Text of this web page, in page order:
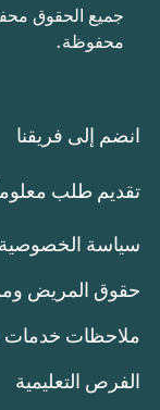
محفوظة.
انضم إلى فريقنا
تقديم طلب
سياسة الخصوصية
حقوق المريض
ملاحظات خدمات Central Health
الفرص التعليمية